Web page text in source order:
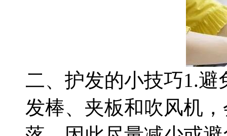
二、护发的小技巧1.
发棒、夹板和吹风机